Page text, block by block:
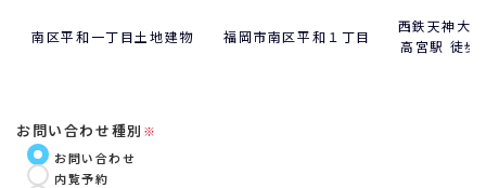
南区平和一丁目土地建物 福岡市南区平和１丁目
西鉄天神大
高宮駅 徒歩
お問い合わせ種別 ※
お問い合わせ
内覧予約